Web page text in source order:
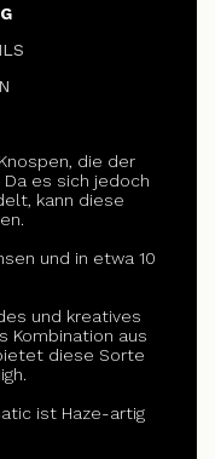
die der
Da es sich jedoch
kann diese
und in etwa 10
und kreatives
Kombination aus
diese Sorte
ist Haze-artig